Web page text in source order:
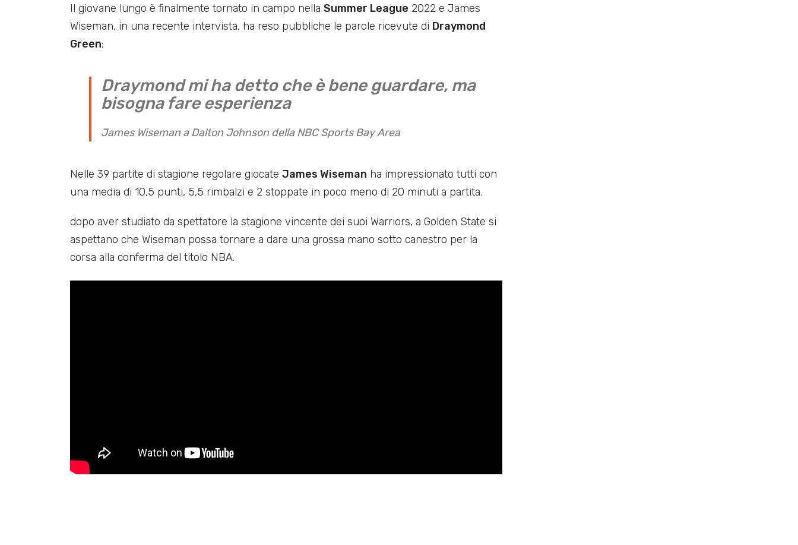
Il giovane lungo è finalmente tornato in campo nella Summer League 2022 e James
Wiseman, in una recente intervista, ha reso pubbliche le parole ricevute di Draymond
Green:
Draymond mi ha detto che è bene guardare, ma
bisogna fare esperienza
James Wiseman a Dalton Johnson della NBC Sports Bay Area
Nelle 39 partite di stagione regolare giocate James Wiseman ha impressionato tutti con
una media di 10,5 punti, 5,5 rimbalzi e 2 stoppate in poco meno di 20 minuti a partita.
dopo aver studiato da spettatore la stagione vincente dei suoi Warriors, a Golden State si
aspettano che Wiseman possa tornare a dare una grossa mano sotto canestro per la
corsa alla conferma del titolo NBA.